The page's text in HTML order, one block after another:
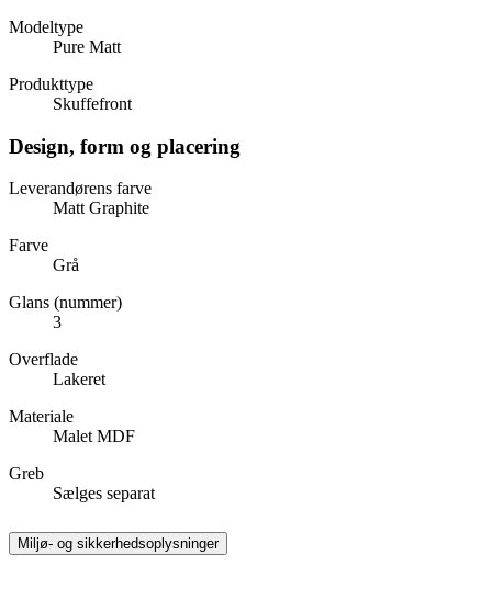
Modeltype
Pure Matt
Produkttype
Skuffefront
Design, form og placering
Leverandørens farve
Matt Graphite
Farve
Grå
Glans (nummer)
3
Overflade
Lakeret
Materiale
Malet MDF
Greb
Sælges separat
Miljø- og sikkerhedsoplysninger